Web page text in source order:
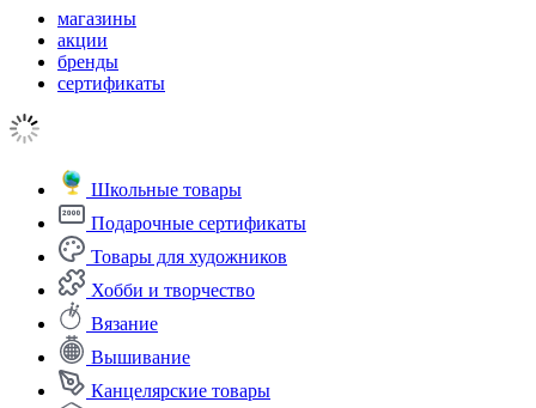
магазины
акции
бренды
сертификаты
Школьные товары
Подарочные сертификаты
Товары для художников
Хобби и творчество
Вязание
Вышивание
Канцелярские товары